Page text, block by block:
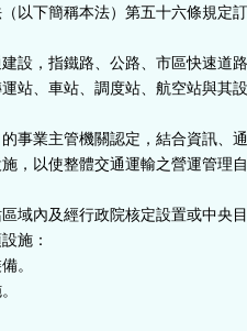
以下簡稱本法）第五十六條規定
設，指鐵路、公路、市區快速道
站、車站、調度站、航空站與其
事業主管機關認定，結合資訊、
，以使整體交通運輸之營運管理
域內及經行政院核定設置或中央
施：
。